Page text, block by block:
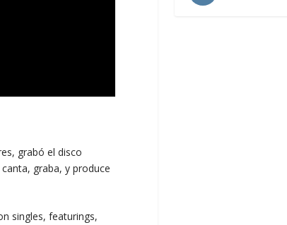
grabó el disco
graba, y produce
singles, featurings,